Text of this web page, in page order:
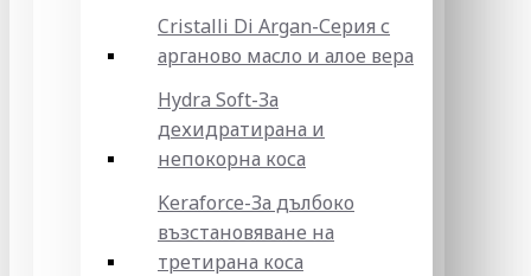
Cristalli Di Argan-Серия с
арганово масло и алое вера
Hydra Soft-За
дехидратирана и
непокорна коса
Keraforce-За дълбоко
възстановяване на
третирана коса